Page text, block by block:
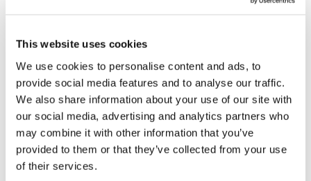
This website uses cookies
We use cookies to personalise content and ads, to
provide social media features and to analyse our traffic.
We also share information about your use of our site with
our social media, advertising and analytics partners who
may combine it with other information that you’ve
provided to them or that they’ve collected from your use
of their services.
Skab en mindeværdig
oplevelse
Skil dig ud fra mængden! Ved at bruge
interaktiv video vil dit publikum huske dig og
få lyst til at komme tilbage efter mere.